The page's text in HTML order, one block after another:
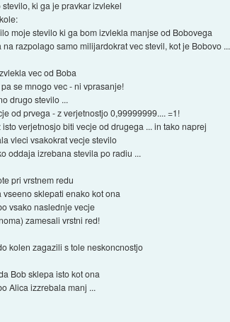
ki ga je pravkar izvlekel
moje stevilo ki ga bom izvlekla manjse od Bobovega
razpolago samo milijardokrat vec stevil, kot je Bobovo ...
vec od Boba
se mnogo vec - ni vprasanje!
drugo stevilo ...
od prvega - z verjetnostjo 0,99999999.... =1!
verjetnosjo biti vecje od drugega ... in tako naprej
vleci vsakokrat vecje stevilo
oddaja izrebana stevila po radiu ...
pri vrstnem redu
sklepati enako kot ona
vsako naslednje vecje
zamesali vrstni red!
kolen zagazili s tole neskoncnostjo
Bob sklepa isto kot ona
Alica izzrebala manj ...